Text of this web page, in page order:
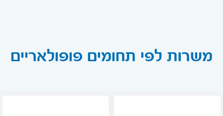
משרות לפי תחומים פופולאריים